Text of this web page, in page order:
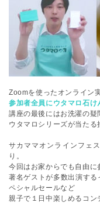
Zoomを使ったオンライン
参加者全員にウタマロ石け
講座の最後にはお洗濯の疑
ウタマロシリーズが当たる
サカママオンラインフェ
り。
今回はお家からでも自由に
著名ゲストが多数出演す
ペシャルセールなど
親子で１日中楽しめるコン